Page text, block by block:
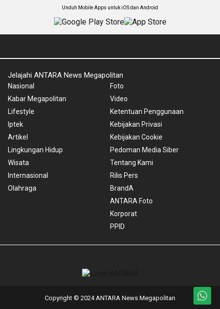
Unduh Mobile Apps untuk iOS dan Android
Jelajahi ANTARA News Megapolitan
Nasional
Kabar Megapolitan
Lifestyle
Iptek
Artikel
Lingkungan Hidup
Wisata
Internasional
Olahraga
Foto
Video
Ketentuan Penggunaan
Kebijakan Privasi
Kebijakan Cookie
Pedoman Media Siber
Tentang Kami
Rilis Pers
BrandA
ANTARA Foto
Korporat
PPID
Copyright © 2024 ANTARA News Megapolitan